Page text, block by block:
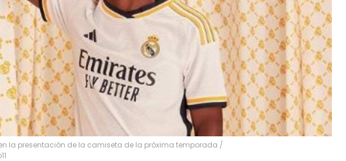
la presentación de la camiseta de la próxima temporada /